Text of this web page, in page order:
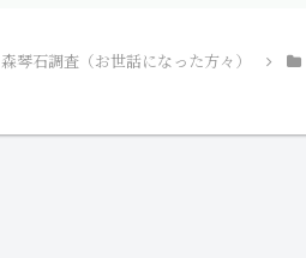
森琴石調査（お世話になった方々）